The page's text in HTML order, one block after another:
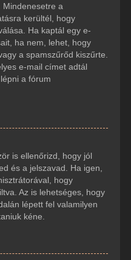
Mindenesetre a
kerültél, hogy
Ha kaptál egy e-
ha nem, lehet, hogy
a spamszűrőd kiszűrte.
e-mail címet adtál
a fórum
is ellenőrizd, hogy jól
és a jelszavad. Ha igen,
hogy
Az is lehetséges, hogy
lépett fel valamilyen
kéne.